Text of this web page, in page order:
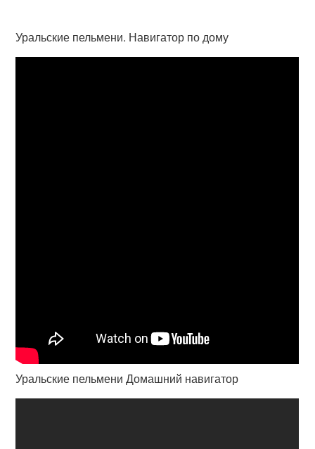
Уральские пельмени. Навигатор по дому
Уральские пельмени Домашний навигатор